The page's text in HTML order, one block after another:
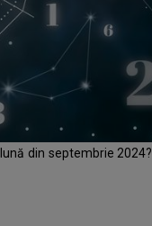
din septembrie 2024?